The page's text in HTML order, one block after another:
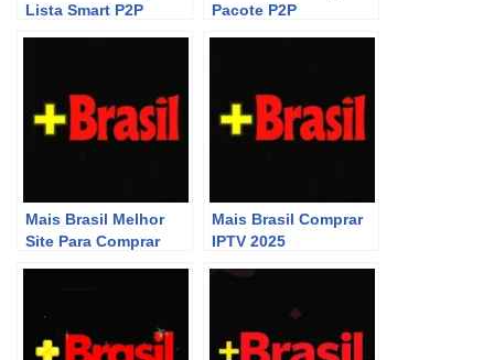
Lista Smart P2P
Pacote P2P
Mais Brasil Melhor
Site Para Comprar
Mais Brasil Comprar
IPTV 2025